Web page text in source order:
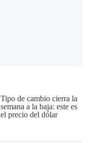
Tipo de cambio cierra la
semana a la baja: este es
el precio del dólar